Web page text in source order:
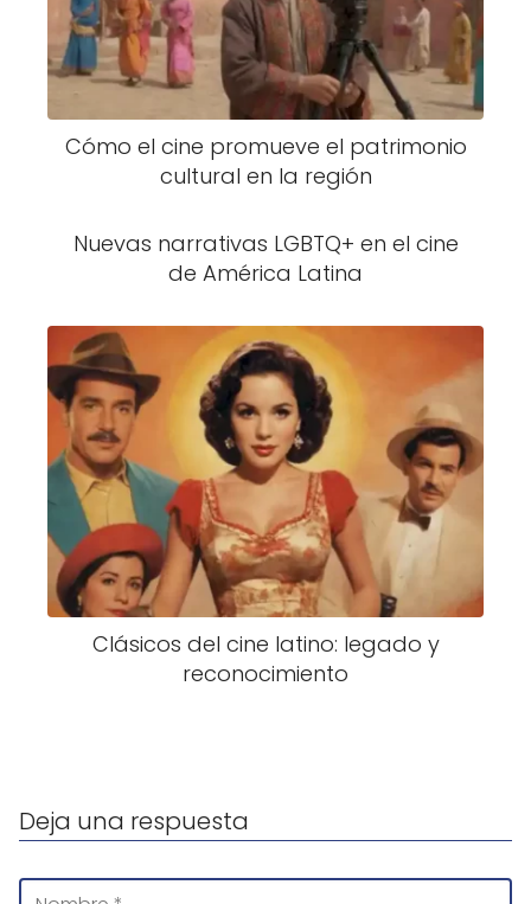
Cómo el cine promueve el patrimonio
cultural en la región
Nuevas narrativas LGBTQ+ en el cine
de América Latina
Clásicos del cine latino: legado y
reconocimiento
Deja una respuesta